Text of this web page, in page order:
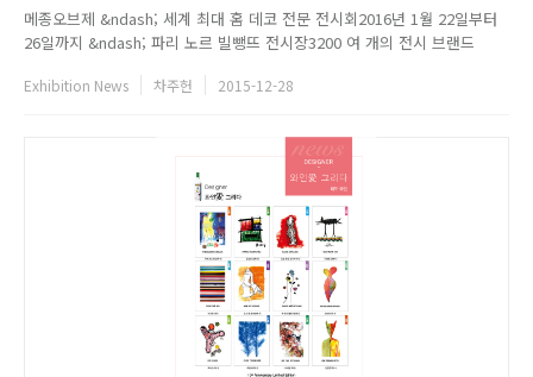
메종오브제 &ndash; 세계 최대 홈 데코 전문 전시회2016년 1월 22일부터
26일까지 &ndash; 파리 노르 빌뺑뜨 전시장3200 여 개의 전시 브랜드
전문가를 위한 라이프스타일 전시회 메종오브제 파리가 2016년 1월 22일부
Exhibition News 차주헌 2015-12-28